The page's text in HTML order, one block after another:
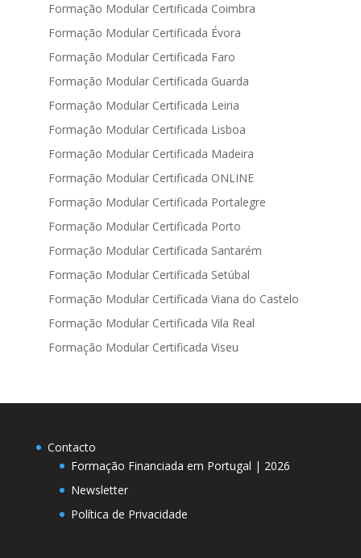
Formação Modular Certificada Coimbra
Formação Modular Certificada Évora
Formação Modular Certificada Faro
Formação Modular Certificada Guarda
Formação Modular Certificada Leiria
Formação Modular Certificada Lisboa
Formação Modular Certificada Madeira
Formação Modular Certificada ONLINE
Formação Modular Certificada Portalegre
Formação Modular Certificada Porto
Formação Modular Certificada Santarém
Formação Modular Certificada Setúbal
Formação Modular Certificada Viana do Castelo
Formação Modular Certificada Vila Real
Formação Modular Certificada Viseu
Contacto
Formação Financiada em Portugal | 2026
Newsletter
Política de Privacidade